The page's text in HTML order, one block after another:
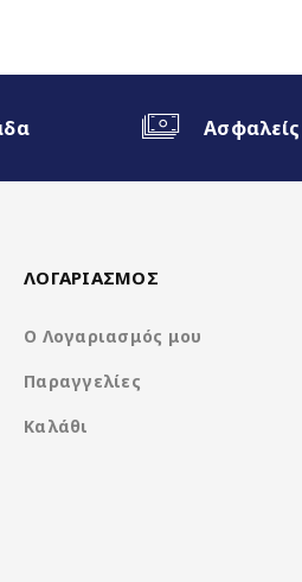
Android Auto
Rockchip
ΛΟΓΑΡΙΑΣΜΟΣ
Ο Λογαριασμός μου
Παραγγελίες
Καλάθι